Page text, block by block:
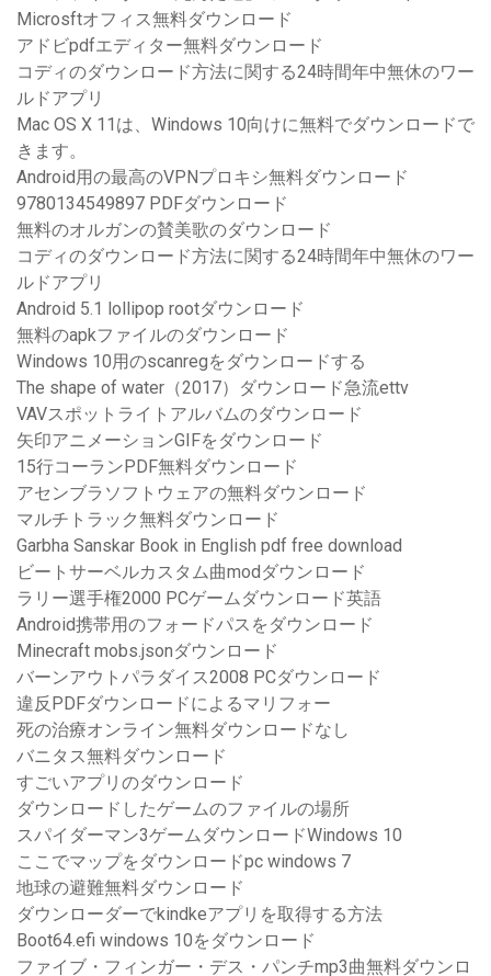
Microsftオフィス無料ダウンロード
アドビpdfエディター無料ダウンロード
コディのダウンロード方法に関する24時間年中無休のワー
ルドアプリ
Mac OS X 11は、Windows 10向けに無料でダウンロードで
きます。
Android用の最高のVPNプロキシ無料ダウンロード
9780134549897 PDFダウンロード
無料のオルガンの賛美歌のダウンロード
コディのダウンロード方法に関する24時間年中無休のワー
ルドアプリ
Android 5.1 lollipop rootダウンロード
無料のapkファイルのダウンロード
Windows 10用のscanregをダウンロードする
The shape of water（2017）ダウンロード急流ettv
VAVスポットライトアルバムのダウンロード
矢印アニメーションGIFをダウンロード
15行コーランPDF無料ダウンロード
アセンブラソフトウェアの無料ダウンロード
マルチトラック無料ダウンロード
Garbha Sanskar Book in English pdf free download
ビートサーベルカスタム曲modダウンロード
ラリー選手権2000 PCゲームダウンロード英語
Android携帯用のフォードパスをダウンロード
Minecraft mobs.jsonダウンロード
バーンアウトパラダイス2008 PCダウンロード
違反PDFダウンロードによるマリフォー
死の治療オンライン無料ダウンロードなし
バニタス無料ダウンロード
すごいアプリのダウンロード
ダウンロードしたゲームのファイルの場所
スパイダーマン3ゲームダウンロードWindows 10
ここでマップをダウンロードpc windows 7
地球の避難無料ダウンロード
ダウンローダーでkindkeアプリを取得する方法
Boot64.efi windows 10をダウンロード
ファイブ・フィンガー・デス・パンチmp3曲無料ダウンロ